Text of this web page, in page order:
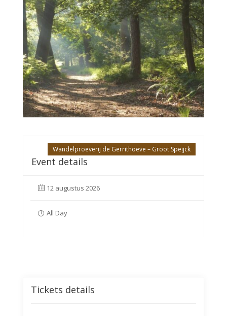
Wandelproeverij de Gerrithoeve – Groot Speijck
Event details
12 augustus 2026
All Day
Tickets details